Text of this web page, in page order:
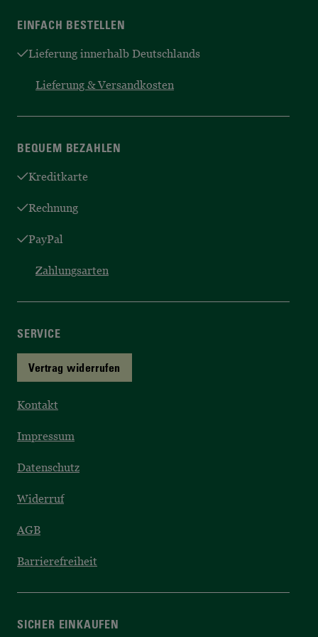
EINFACH BESTELLEN
Lieferung innerhalb Deutschlands
Lieferung & Versandkosten
BEQUEM BEZAHLEN
Kreditkarte
Rechnung
PayPal
Zahlungsarten
SERVICE
Vertrag widerrufen
Kontakt
Impressum
Datenschutz
Widerruf
AGB
Barrierefreiheit
SICHER EINKAUFEN